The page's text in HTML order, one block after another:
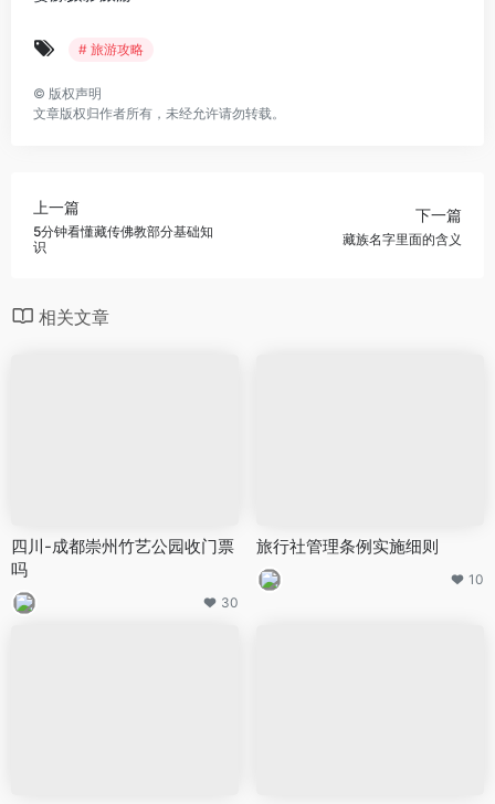
# 旅游攻略
© 版权声明
文章版权归作者所有，未经允许请勿转载。
上一篇
5分钟看懂藏传佛教部分基础知
识
下一篇
藏族名字里面的含义
相关文章
四川-成都崇州竹艺公园收门票
吗
30
旅行社管理条例实施细则
10